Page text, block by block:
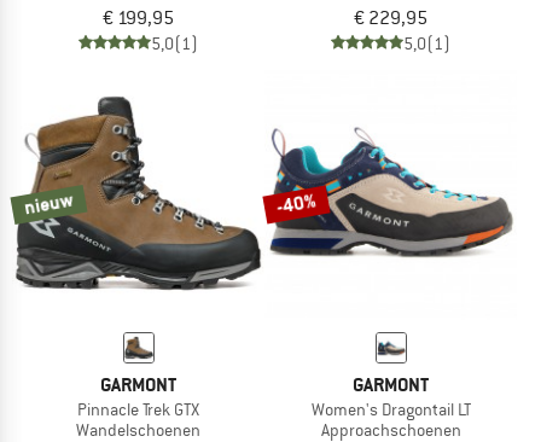
€ 199,95
5,0(1)
€ 229,95
5,0(1)
nieuw
GARMONT
Pinnacle Trek GTX
Wandelschoenen
-40%
GARMONT
Women's Dragontail LT
Approachschoenen